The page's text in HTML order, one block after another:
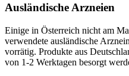
Ausländische Arzneien
Einige in Österreich nicht am
verwendete ausländische
vorrätig. Produkte aus
von 1-2 Werktagen besorgt